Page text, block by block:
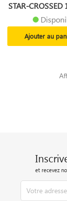
STAR-CROSSED
Ajouter au
et recevez